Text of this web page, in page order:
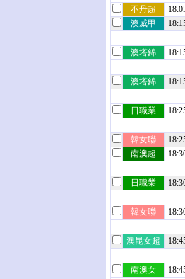
不丹超
澳威甲
澳塔錦
澳塔錦
日職業
韓女聯
南澳超
日職業
韓女聯
澳昆女超
南澳女